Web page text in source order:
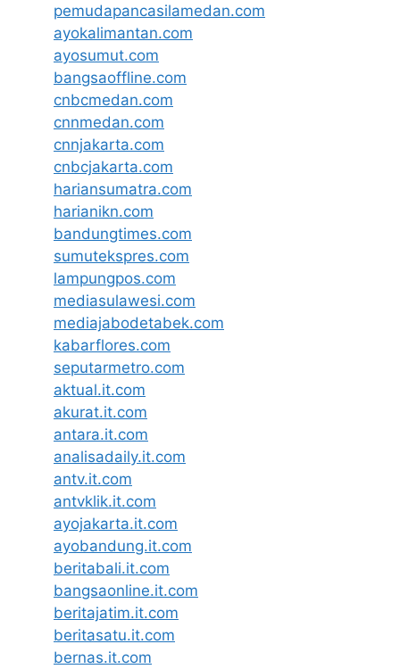
pemudapancasilamedan.com
ayokalimantan.com
ayosumut.com
bangsaoffline.com
cnbcmedan.com
cnnmedan.com
cnnjakarta.com
cnbcjakarta.com
hariansumatra.com
harianikn.com
bandungtimes.com
sumutekspres.com
lampungpos.com
mediasulawesi.com
mediajabodetabek.com
kabarflores.com
seputarmetro.com
aktual.it.com
akurat.it.com
antara.it.com
analisadaily.it.com
antv.it.com
antvklik.it.com
ayojakarta.it.com
ayobandung.it.com
beritabali.it.com
bangsaonline.it.com
beritajatim.it.com
beritasatu.it.com
bernas.it.com